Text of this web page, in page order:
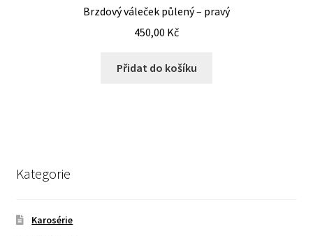
Brzdový váleček půlený – pravý
450,00 Kč
Přidat do košíku
Kategorie
Karosérie